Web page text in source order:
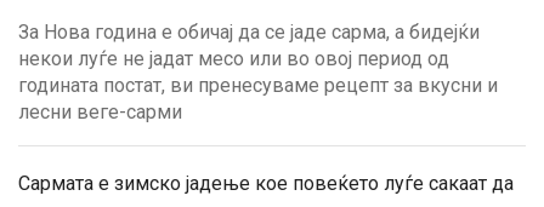
За Нова година е обичај да се јаде сарма, а бидејќи
некои луѓе не јадат месо или во овој период од
годината постат, ви пренесуваме рецепт за вкусни и
лесни веге-сарми
Сармата е зимско јадење кое повеќето луѓе сакаат да